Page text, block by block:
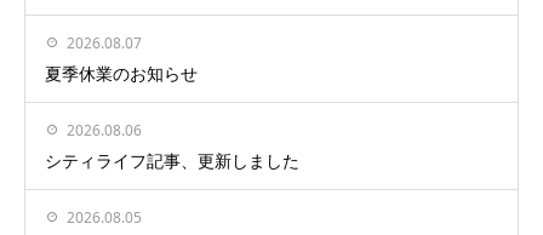
2026.08.07
夏季休業のお知らせ
2026.08.06
シティライフ記事、更新しました
2026.08.05